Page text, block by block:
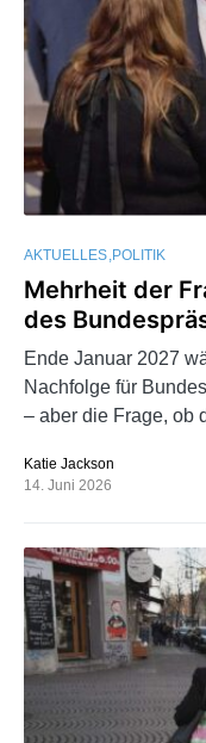
AKTUELLES POLITIK
Mehrheit der
des
Ende Januar 2027
Nachfolge für
– aber die Frage, ob
Katie Jackson
14. Juni 2026